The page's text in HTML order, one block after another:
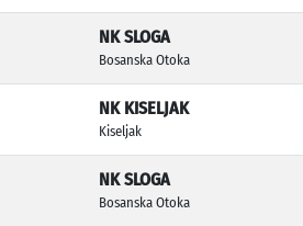
NK SLOGA
Bosanska Otoka
NK KISELJAK
Kiseljak
NK SLOGA
Bosanska Otoka